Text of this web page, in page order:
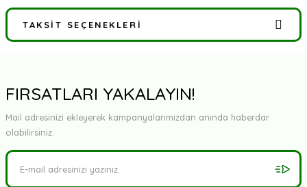
Bu ürüne ilk yorumu siz yapın!
TAKSIT SEÇENEKLERI
FIRSATLARI YAKALAYIN!
Mail adresinizi ekleyerek kampanyalarımızdan anında haberdar
olabilirsiniz.